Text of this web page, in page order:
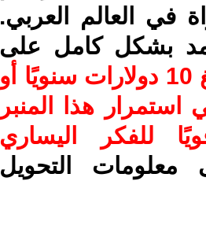
في العالم العربي.
بشكل كامل على
ساهم/ي معنا! بدعمكم بمبلغ 10 دولارات سنويًا أو
هذا المنبر
للفكر اليساري
معلومات التحويل